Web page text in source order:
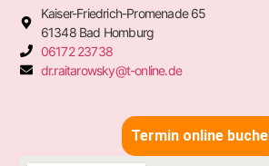
Kaiser-Friedrich-Promenade 65
61348 Bad Homburg
06172 23738
dr.raitarowsky@t-online.de
Termin online